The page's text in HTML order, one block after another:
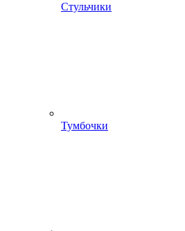
Стульчики
Тумбочки